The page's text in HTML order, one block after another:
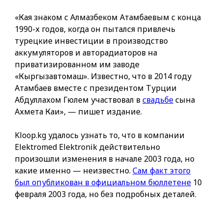
«Кая знаком с Алмазбеком Атамбаевым с конца
1990-х годов, когда он пытался привлечь
турецкие инвестиции в производство
аккумуляторов и авторадиаторов на
приватизированном им заводе
«Кыргызавтомаш». Известно, что в 2014 году
Атамбаев вместе с президентом Турции
Абдуллахом Гюлем участвовал всвадьбесына
Ахмета Каи», — пишет издание.
Kloop.kg удалось узнать то, что в компании
Elektromed Elektronik действительно
произошли изменения в начале 2003 года, но
какие именно — неизвестно. Сам факт этого
был опубликован в официальном бюллетене 10
февраля 2003 года, но без подробных деталей.